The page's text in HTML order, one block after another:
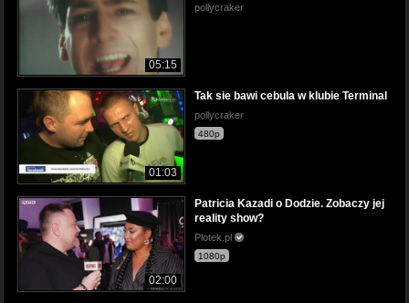
05:15
pollycraker
01:03
Tak sie bawi cebula w klubie Terminal
pollycraker
480p
02:00
Patricia Kazadi o Dodzie. Zobaczy jej
reality show?
Plotek.pl
1080p